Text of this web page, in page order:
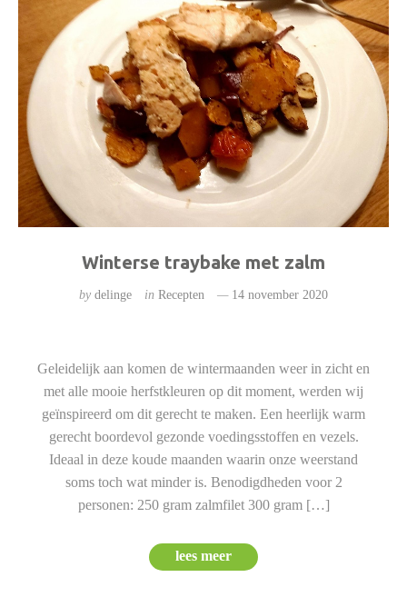
Winterse traybake met zalm
by delinge in Recepten 14 november 2020
Geleidelijk aan komen de wintermaanden weer in zicht en
met alle mooie herfstkleuren op dit moment, werden wij
geïnspireerd om dit gerecht te maken. Een heerlijk warm
gerecht boordevol gezonde voedingsstoffen en vezels.
Ideaal in deze koude maanden waarin onze weerstand
soms toch wat minder is. Benodigdheden voor 2
personen: 250 gram zalmfilet 300 gram […]
lees meer